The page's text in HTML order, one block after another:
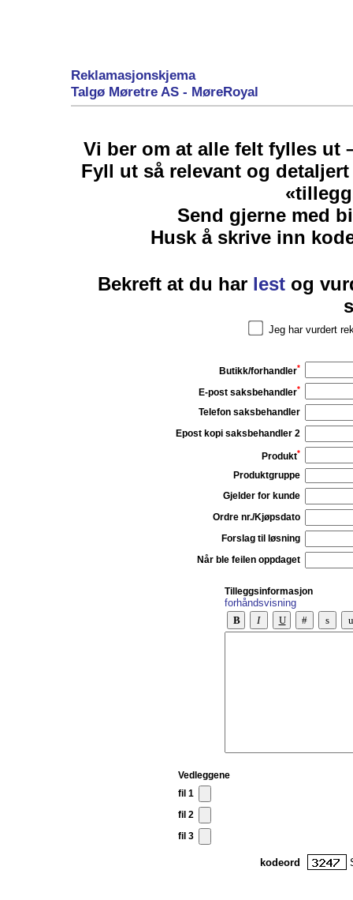
Reklamasjonskjema
Talgø Møretre AS - MøreRoyal
Vi ber om at alle felt fylles ut
Fyll ut så relevant og
Send gjerne med
Husk å skrive inn
Bekreft at du har lestog
Jeg har vurdert
Butikk/forhandler*
E-post saksbehandler*
Telefon saksbehandler
Epost kopi saksbehandler 2
Produkt*
Produktgruppe
Gjelder for kunde
Ordre nr./Kjøpsdato
Forslag til løsning
Når ble feilen oppdaget
Tilleggsinformasjon
forhåndsvisning
Vedleggene
fil 1
fil 2
fil 3
kodeord